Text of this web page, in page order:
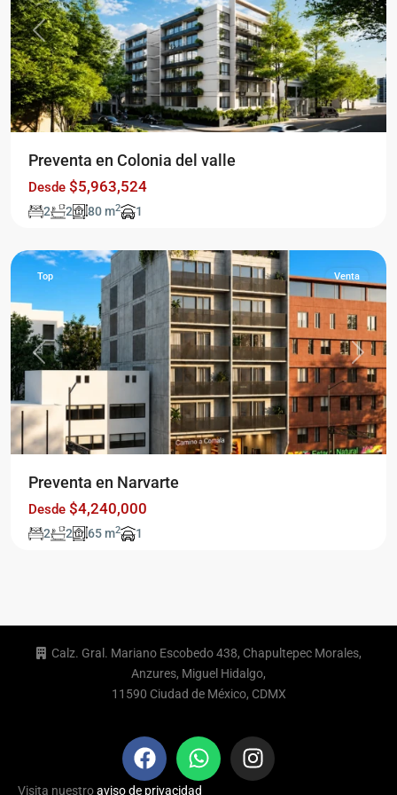
Previous Next
Preventa en Colonia del valle
Desde $5,963,524
2 2 80 m2 1
Ciudad
de
Previous Next
Top Venta
Preventa en Narvarte
Desde $4,240,000
2 2 65 m2 1
Calz. Gral. Mariano Escobedo 438, Chapultepec Morales,
Anzures, Miguel Hidalgo,
11590 Ciudad de México, CDMX
Visita nuestroaviso de privacidad